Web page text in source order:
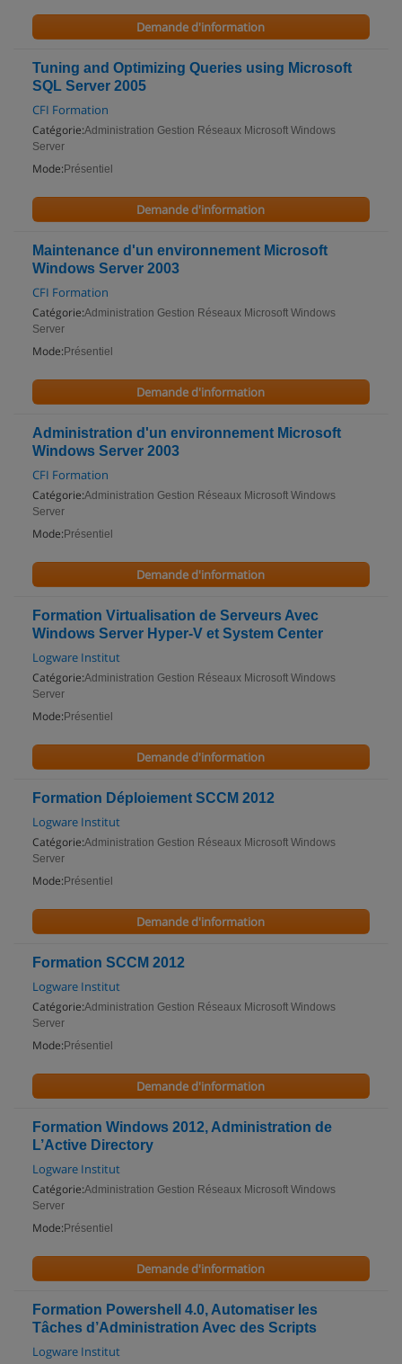
Demande d'information
Tuning and Optimizing Queries using Microsoft
SQL Server 2005
CFI Formation
Catégorie:Administration Gestion Réseaux Microsoft Windows
Server
Mode: Présentiel
Demande d'information
Maintenance d'un environnement Microsoft
Windows Server 2003
CFI Formation
Catégorie:Administration Gestion Réseaux Microsoft Windows
Server
Mode: Présentiel
Demande d'information
Administration d'un environnement Microsoft
Windows Server 2003
CFI Formation
Catégorie:Administration Gestion Réseaux Microsoft Windows
Server
Mode: Présentiel
Demande d'information
Formation Virtualisation de Serveurs Avec
Windows Server Hyper-V et System Center
Logware Institut
Catégorie:Administration Gestion Réseaux Microsoft Windows
Server
Mode: Présentiel
Demande d'information
Formation Déploiement SCCM 2012
Logware Institut
Catégorie:Administration Gestion Réseaux Microsoft Windows
Server
Mode: Présentiel
Demande d'information
Formation SCCM 2012
Logware Institut
Catégorie:Administration Gestion Réseaux Microsoft Windows
Server
Mode: Présentiel
Demande d'information
Formation Windows 2012, Administration de
L’Active Directory
Logware Institut
Catégorie:Administration Gestion Réseaux Microsoft Windows
Server
Mode: Présentiel
Demande d'information
Formation Powershell 4.0, Automatiser les
Tâches d’Administration Avec des Scripts
Logware Institut